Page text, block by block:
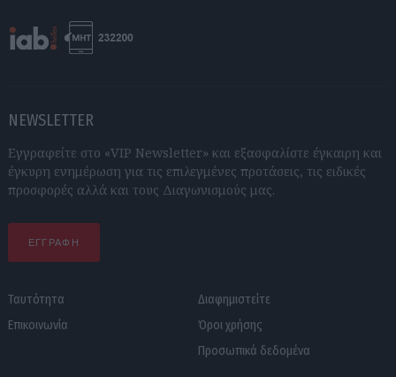
NEWSLETTER
Εγγραφείτε στο «VIP Newsletter» και εξασφαλίστε έγκαιρη και
έγκυρη ενημέρωση για τις επιλεγμένες προτάσεις, τις ειδικές
προσφορές αλλά και τους Διαγωνισμούς μας.
ΕΓΓΡΑΦΗ
Ταυτότητα
Επικοινωνία
Διαφημιστείτε
Όροι χρήσης
Προσωπικά δεδομένα